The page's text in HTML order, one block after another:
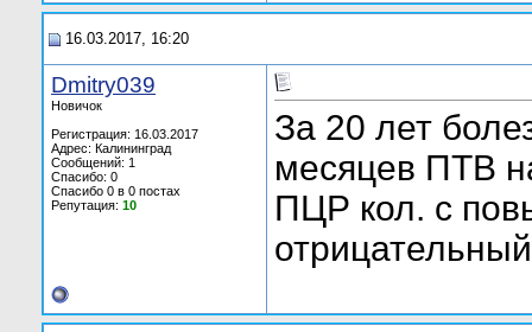
16.03.2017, 16:20
Dmitry039
Новичок
Регистрация: 16.03.2017
Адрес: Калининград
Сообщений: 1
Спасибо: 0
Спасибо 0 в 0 постах
Репутация: 10
За 20 лет
месяцев ПТВ
ПЦР кол. с